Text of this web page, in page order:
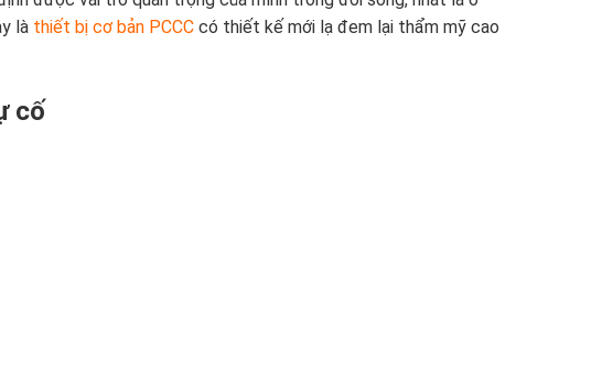
là thiết bị cơ bản PCCCcó thiết kế mới lạ đem lại thẩm mỹ cao
cố